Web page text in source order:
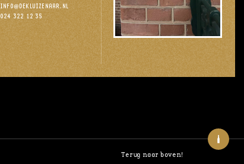
INFO@DEKLUIZENAAR.NL
024 322 12 35
Terug naar boven!